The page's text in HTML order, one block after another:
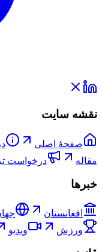
نقشه سایت
صفحۀ اصلی
مقاله
درخواست
خبرها
افغانستان
ورزش
ویدیو